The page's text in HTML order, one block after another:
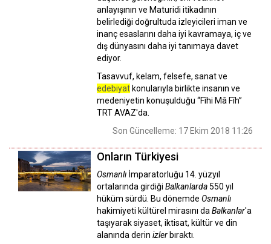
anlayışının ve Maturidi itikadının
belirlediği doğrultuda izleyicileri iman ve
inanç esaslarını daha iyi kavramaya, iç ve
dış dünyasını daha iyi tanımaya davet
ediyor.
Tasavvuf, kelam, felsefe, sanat ve
edebiyat konularıyla birlikte insanın ve
medeniyetin konuşulduğu “Fîhi Mâ Fîh”
TRT AVAZ'da.
Son Güncelleme: 17 Ekim 2018 11:26
Onların Türkiyesi
Osmanlı İmparatorluğu 14. yüzyıl
ortalarında girdiği Balkanlarda550 yıl
hüküm sürdü. Bu dönemde Osmanlı
hakimiyeti kültürel mirasını da Balkanlar'a
taşıyarak siyaset, iktisat, kültür ve din
alanında derin izler bıraktı.